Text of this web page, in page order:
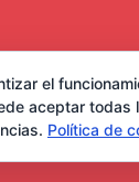
Aviso Legal y
el
aceptar todas
Política de